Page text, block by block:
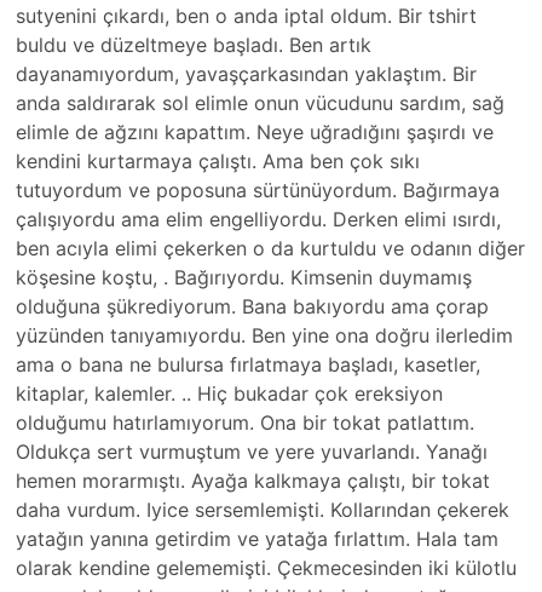
sutyenini çıkardı, ben o anda iptal oldum. Bir tshirt
buldu ve düzeltmeye başladı. Ben artık
dayanamıyordum, yavaşçarkasından yaklaştım. Bir
anda saldırarak sol elimle onun vücudunu sardım, sağ
elimle de ağzını kapattım. Neye uğradığını şaşırdı ve
kendini kurtarmaya çalıştı. Ama ben çok sıkı
tutuyordum ve poposuna sürtünüyordum. Bağırmaya
çalışıyordu ama elim engelliyordu. Derken elimi ısırdı,
ben acıyla elimi çekerken o da kurtuldu ve odanın diğer
köşesine koştu, . Bağırıyordu. Kimsenin duymamış
olduğuna şükrediyorum. Bana bakıyordu ama çorap
yüzünden tanıyamıyordu. Ben yine ona doğru ilerledim
ama o bana ne bulursa fırlatmaya başladı, kasetler,
kitaplar, kalemler. .. Hiç bukadar çok ereksiyon
olduğumu hatırlamıyorum. Ona bir tokat patlattım.
Oldukça sert vurmuştum ve yere yuvarlandı. Yanağı
hemen morarmıştı. Ayağa kalkmaya çalıştı, bir tokat
daha vurdum. Iyice sersemlemişti. Kollarından çekerek
yatağın yanına getirdim ve yatağa fırlattım. Hala tam
olarak kendine gelememişti. Çekmecesinden iki külotlu